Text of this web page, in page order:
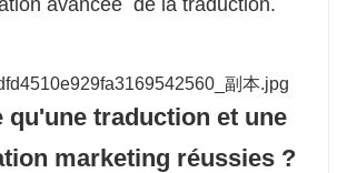
qu'une traduction et une
marketing réussies ?